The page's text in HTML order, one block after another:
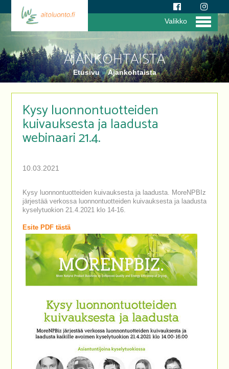
AJANKOHTAISTA
Etusivu»Ajankohtaista
Valikko
Kysy luonnontuotteiden
kuivauksesta ja laadusta
webinaari 21.4.
10.03.2021
Kysy luonnontuotteiden kuivauksesta ja laadusta. MoreNPBIz
järjestää verkossa luonnontuotteiden kuivauksesta ja laadusta
kyselytuokion 21.4.2021 klo 14-16.
Esite PDF tästä